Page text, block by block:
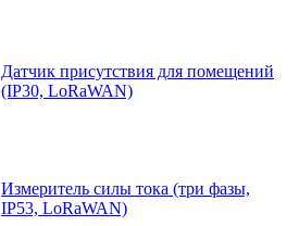
Датчик присутствия для помещений
(IP30, LoRaWAN)
Измеритель силы тока (три фазы,
IP53, LoRaWAN)